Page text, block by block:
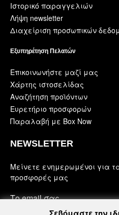
Ιστορικό παραγγελιών
Λήψη newsletter
Διαχείριση προσωπικών
Εξυπηρέτηση Πελατών
Επικοινωνήστε μαζί μας
Χάρτης ιστοσελίδας
Αναζήτηση προϊόντων
Ευρετήριο προσφορών
Παραλαβή με Box Now
NEWSLETTER
Μείνετε ενημερωμένοι για
προσφορές μας